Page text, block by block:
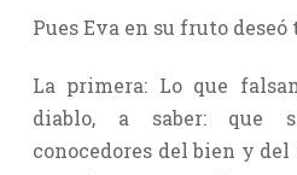
Pues Eva en su fruto deseó
La primera: Lo que
diablo, a saber: que
conocedores del bien y del